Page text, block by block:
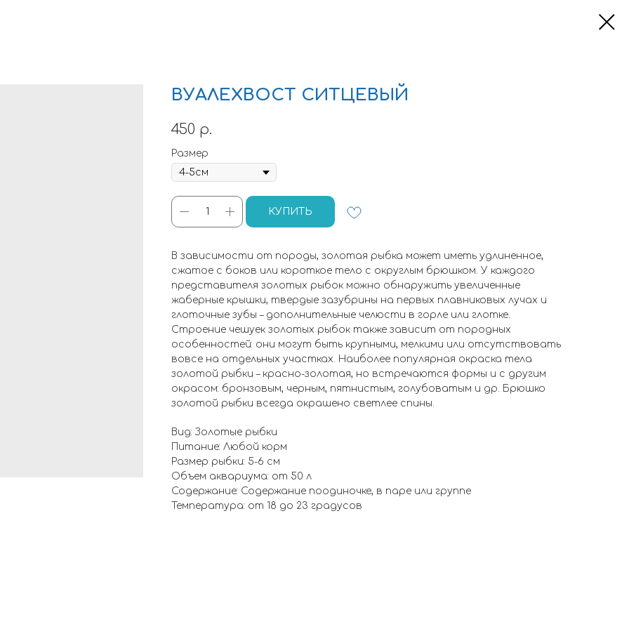
ВУАЛЕХВОСТ СИТЦЕВЫЙ
450 р.
Размер
КУПИТЬ
В зависимости от породы, золотая рыбка может иметь удлиненное,
сжатое с боков или короткое тело с округлым брюшком. У каждого
представителя золотых рыбок можно обнаружить увеличенные
жаберные крышки, твердые зазубрины на первых плавниковых лучах и
глоточные зубы – дополнительные челюсти в горле или глотке.
Строение чешуек золотых рыбок также зависит от породных
особенностей: они могут быть крупными, мелкими или отсутствовать
вовсе на отдельных участках. Наиболее популярная окраска тела
золотой рыбки – красно-золотая, но встречаются формы и с другим
окрасом: бронзовым, черным, пятнистым, голубоватым и др. Брюшко
золотой рыбки всегда окрашено светлее спины.
Вид: Золотые рыбки
Питание: Любой корм
Размер рыбки: 5-6 см
Объем аквариума: от 50 л
Содержание: Содержание поодиночке, в паре или группе
Температура: от 18 до 23 градусов